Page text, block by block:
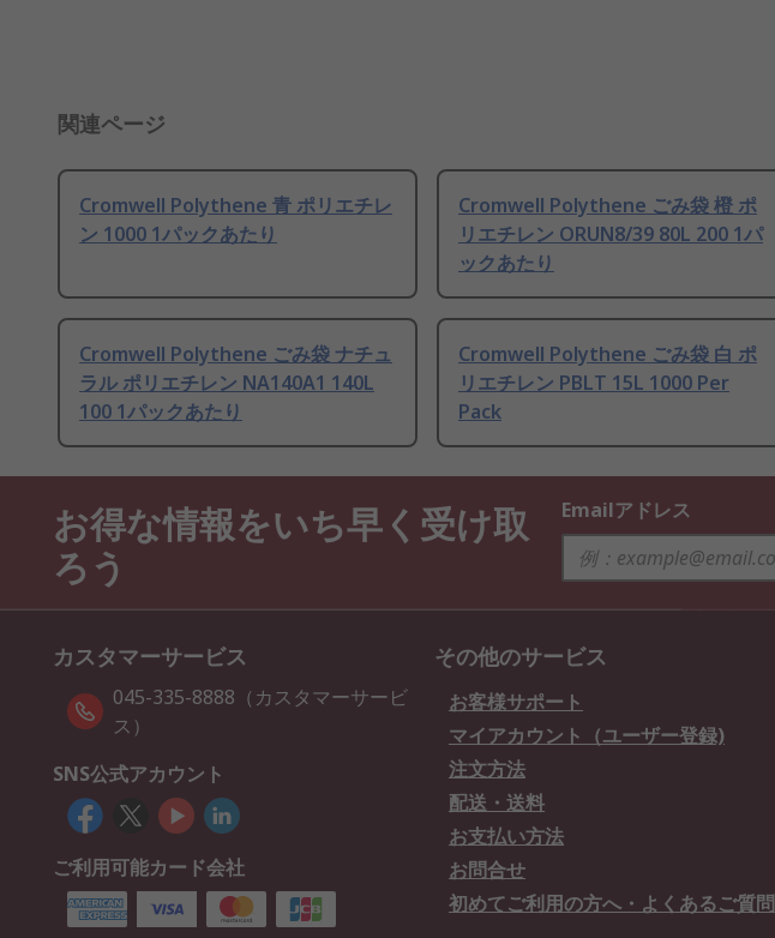
関連ページ
Cromwell Polythene 青 ポリエチレ
ン 1000 1パックあたり
Cromwell Polythene ごみ袋 橙 ポ
リエチレン ORUN8/39 80L 200 1パ
ックあたり
Cromwell Polythene ごみ袋 ナチュ
ラル ポリエチレン NA140A1 140L
100 1パックあたり
Cromwell Polythene ごみ袋 白 ポ
リエチレン PBLT 15L 1000 Per
Pack
お得な情報をいち早く受け取
ろう
Emailアドレス
カスタマーサービス
045-335-8888（カスタマーサービ
ス）
SNS公式アカウント
ご利用可能カード会社
その他のサービス
お客様サポート
マイアカウント（ユーザー登録)
注文方法
配送・送料
お支払い方法
お問合せ
初めてご利用の方へ・よくあるご質問